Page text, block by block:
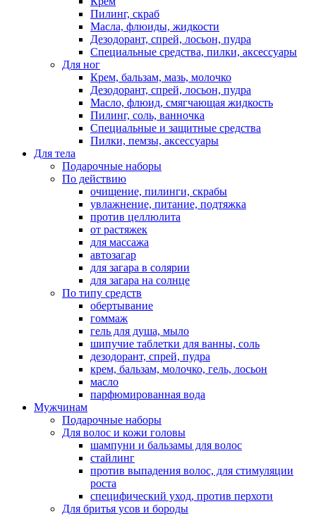
Пилинг, скраб
Масла, флюиды, жидкости
Дезодорант, спрей, лосьон, пудра
Специальные средства, пилки, аксессуары
Для ног
Крем, бальзам, мазь, молочко
Дезодорант, спрей, лосьон, пудра
Масло, флюид, смягчающая жидкость
Пилинг, соль, ванночка
Специальные и защитные средства
Пилки, пемзы, аксессуары
Для тела
Подарочные наборы
По действию
очищение, пилинги, скрабы
увлажнение, питание, подтяжка
против целлюлита
от растяжек
для массажа
автозагар
для загара в солярии
для загара на солнце
По типу средств
обертывание
гоммаж
гель для душа, мыло
шипучие таблетки для ванны, соль
дезодорант, спрей, пудра
крем, бальзам, молочко, гель, лосьон
масло
парфюмированная вода
Мужчинам
Подарочные наборы
Для волос и кожи головы
шампуни и бальзамы для волос
стайлинг
против выпадения волос, для стимуляции
роста
специфический уход, против перхоти
Для бритья усов и бороды